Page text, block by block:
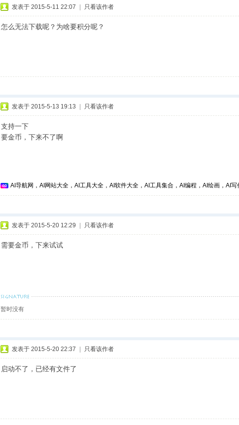
发表于 2015-5-11 22:07 只看该作者
怎么无法下载呢？为啥要积分呢？
发表于 2015-5-13 19:13 只看该作者
支持一下
要金币，下来不了啊
AI导航网，AI网站大全，AI工具大全，AI软件大全，AI工具集合，AI编程，AI绘画，AI
发表于 2015-5-20 12:29 只看该作者
需要金币，下来试试
暂时没有
发表于 2015-5-20 22:37 只看该作者
启动不了，已经有文件了